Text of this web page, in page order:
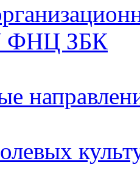
ФНЦ ЗБК